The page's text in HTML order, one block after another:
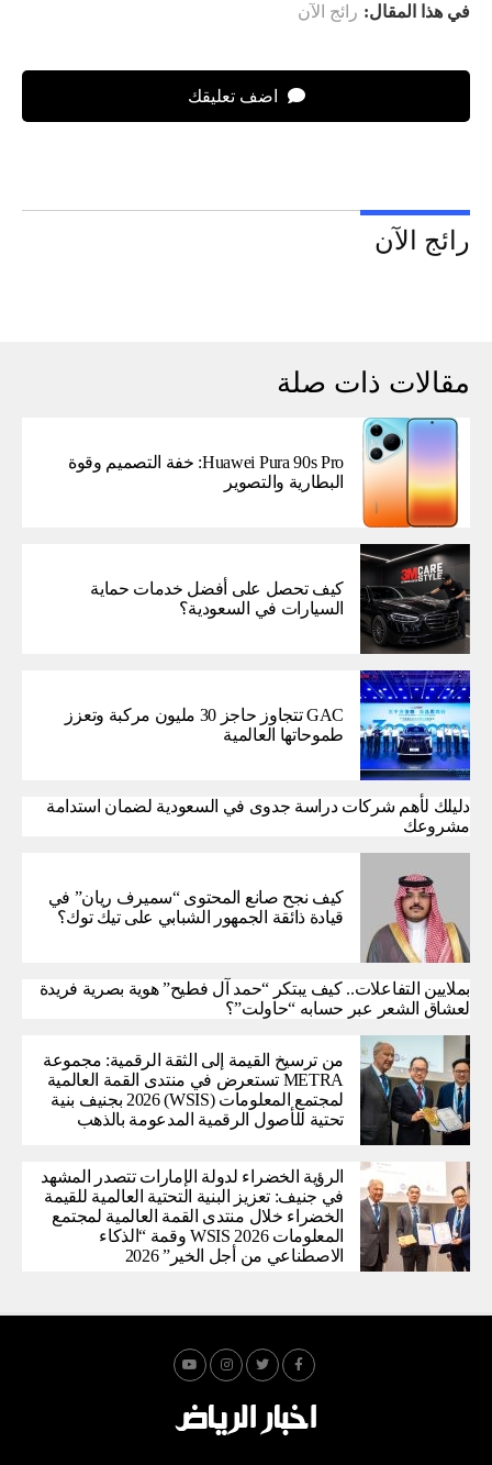
في هذا المقال: رائج الآن
اضف تعليقك
رائج الآن
مقالات ذات صلة
Huawei Pura 90s Pro: خفة التصميم وقوة
البطارية والتصوير
كيف تحصل على أفضل خدمات حماية
السيارات في السعودية؟
GAC تتجاوز حاجز 30 مليون مركبة وتعزز
طموحاتها العالمية
دليلك لأهم شركات دراسة جدوى في السعودية لضمان استدامة
مشروعك
كيف نجح صانع المحتوى “سميرف ريان” في
قيادة ذائقة الجمهور الشبابي على تيك توك؟
بملايين التفاعلات.. كيف يبتكر “حمد آل فطيح” هوية بصرية فريدة
لعشاق الشعر عبر حسابه “حاولت”؟
من ترسيخ القيمة إلى الثقة الرقمية: مجموعة
METRA تستعرض في منتدى القمة العالمية
لمجتمع المعلومات (WSIS) 2026 بجنيف بنية
تحتية للأصول الرقمية المدعومة بالذهب
الرؤية الخضراء لدولة الإمارات تتصدر المشهد
في جنيف: تعزيز البنية التحتية العالمية للقيمة
الخضراء خلال منتدى القمة العالمية لمجتمع
المعلومات WSIS 2026 وقمة “الذكاء
الاصطناعي من أجل الخير” 2026